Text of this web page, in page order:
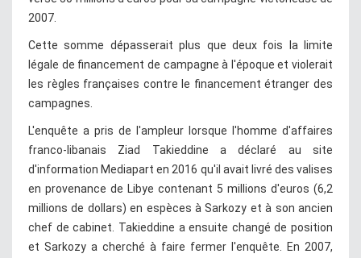
2007.
Cette somme dépasserait plus que deux fois la limite
légale de financement de campagne à l'époque et violerait
les règles françaises contre le financement étranger des
campagnes.
L'enquête a pris de l'ampleur lorsque l'homme d'affaires
franco-libanais Ziad Takieddine a déclaré au site
d'information Mediapart en 2016 qu'il avait livré des valises
en provenance de Libye contenant 5 millions d'euros (6,2
millions de dollars) en espèces à Sarkozy et à son ancien
chef de cabinet. Takieddine a ensuite changé de position
et Sarkozy a cherché à faire fermer l'enquête. En 2007,